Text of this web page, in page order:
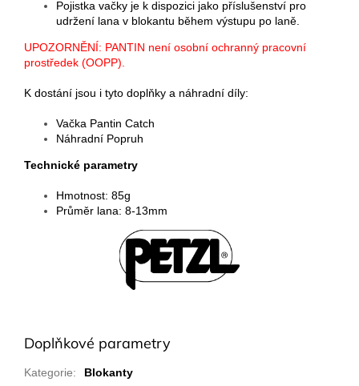
Pojistka vačky je k dispozici jako příslušenství pro
udržení lana v blokantu během výstupu po laně.
UPOZORNĚNÍ: PANTIN není osobní ochranný pracovní
prostředek (OOPP).
K dostání jsou i tyto doplňky a náhradní díly:
Vačka Pantin Catch
Náhradní Popruh
Technické parametry
Hmotnost: 85g
Průměr lana: 8-13mm
Doplňkové parametry
Kategorie:
Blokanty